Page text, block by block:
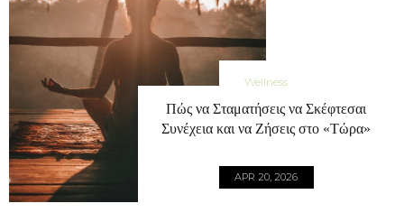
Wellness
Πώς να Σταματήσεις να Σκέφτεσαι
Συνέχεια και να Ζήσεις στο «Τώρα»
APR 20, 2026